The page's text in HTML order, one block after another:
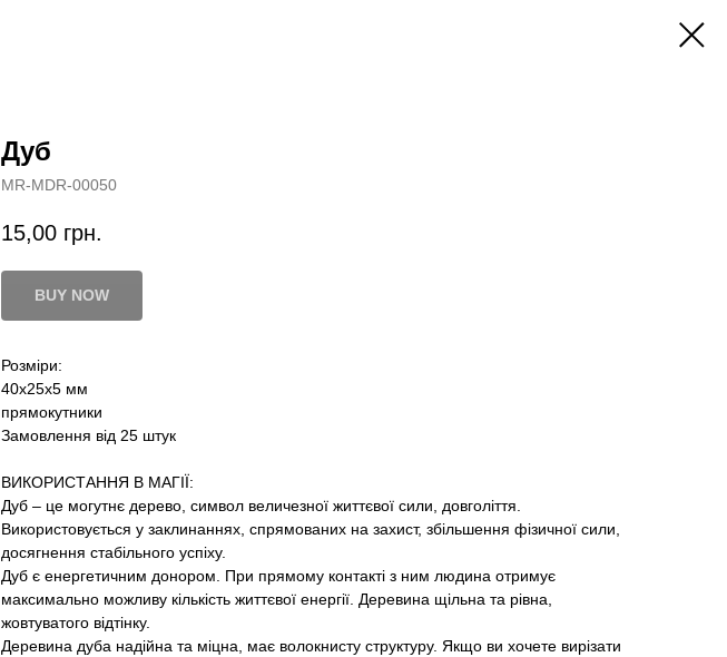
Дуб
MR-MDR-00050
15,00 грн.
BUY NOW
Розміри:
40х25х5 мм
прямокутники
Замовлення від 25 штук
ВИКОРИСТАННЯ В МАГІЇ:
Дуб – це могутнє дерево, символ величезної життєвої сили, довголіття.
Використовується у заклинаннях, спрямованих на захист, збільшення фізичної сили,
досягнення стабільного успіху.
Дуб є енергетичним донором. При прямому контакті з ним людина отримує
максимально можливу кількість життєвої енергії. Деревина щільна та рівна,
жовтуватого відтінку.
Деревина дуба надійна та міцна, має волокнисту структуру. Якщо ви хочете вирізати